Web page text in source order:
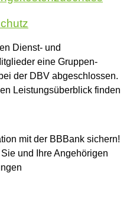
Dienst- und
eine Gruppen-
der DBV abgeschlossen.
Leistungsüberblick finden
mit der BBBank sichern!
und Ihre Angehörigen